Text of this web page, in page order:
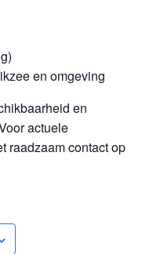
en omgeving
en
actuele
raadzaam contact op